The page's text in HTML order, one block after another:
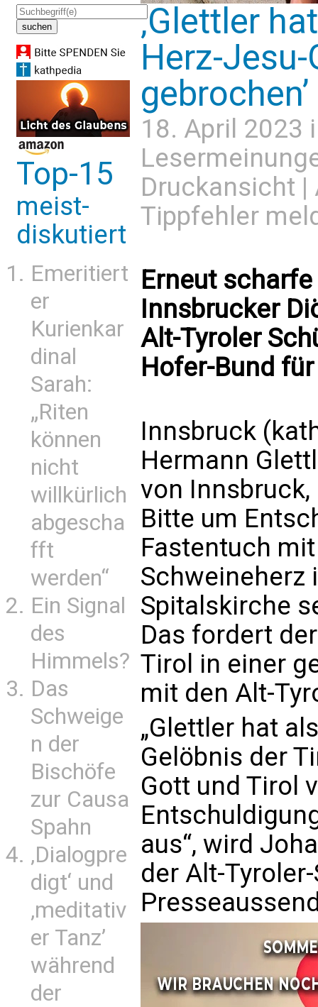
Top-15
meist-
diskutiert
Emeritiert
er
Kurienkar
dinal
Sarah:
„Riten
können
nicht
willkürlich
abgescha
fft
werden“
Ein Signal
des
Himmels?
Das
Schweige
n der
Bischöfe
zur Causa
Spahn
‚Dialogpre
digt‘ und
‚meditativ
er Tanz’
während
der
‚Glettler
Herz-
gebrochen’
18. April 2023
Druckansicht |
Tippfehler
Erneut
Innsbrucker
Alt-Tyroler
Hofer-Bund
Innsbruck
Hermann
von
Bitte um
Fastentuch
Schweineherz
Spitalskirche
Das fordert
Tirol in einer
mit den Alt-
„Glettler hat
Gelöbnis der
Gott und Tirol
aus“, wird
der Alt-